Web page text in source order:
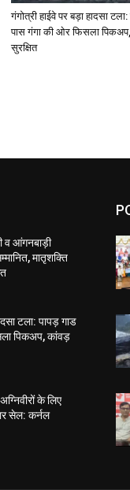
गंगोत्री हाईवे पर बड़ा हादसा
पास गंगा की ओर फिसला पिकअप,
सुरक्षित
व आंगनबाड़ी
मातृशक्ति
टला: पापड़ गाड
पिकअप, कांवड़
के लिए
सेल: कर्नल